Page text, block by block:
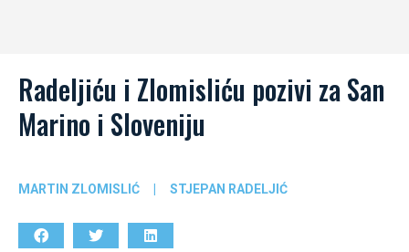
Radeljiću i Zlomisliću pozivi za San
Marino i Sloveniju
MARTIN ZLOMISLIĆ | STJEPAN RADELJIĆ